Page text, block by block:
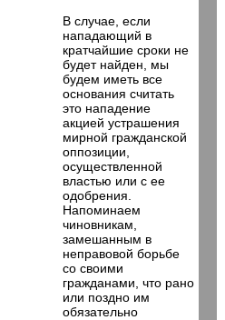
В случае, если
нападающий в
кратчайшие сроки не
будет найден, мы
будем иметь все
основания считать
это нападение
акцией устрашения
мирной гражданской
оппозиции,
осуществленной
властью или с ее
одобрения.
Напоминаем
чиновникам,
замешанным в
неправовой борьбе
со своими
гражданами, что рано
или поздно им
обязательно